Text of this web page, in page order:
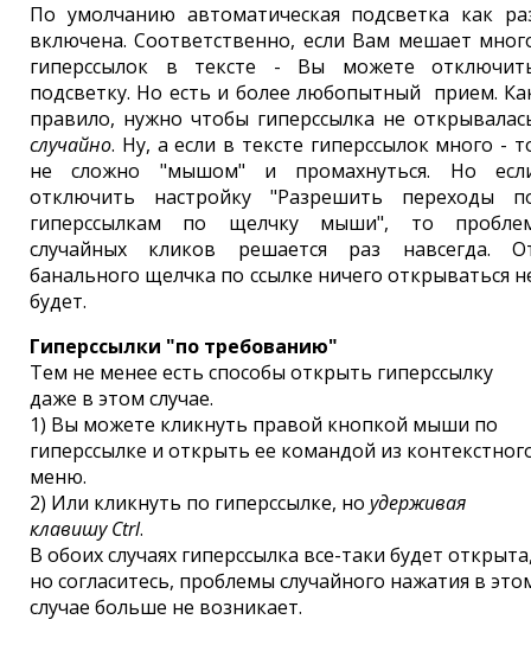
По умолчанию автоматическая подсветка как
включена. Соответственно, если Вам мешает
гиперссылок в тексте - Вы можете
подсветку. Но есть и более любопытный прием.
правило, нужно чтобы гиперссылка не
случайно. Ну, а если в тексте гиперссылок много -
не сложно "мышом" и промахнуться. Но
отключить настройку "Разрешить переходы
гиперссылкам по щелчку мыши", то
случайных кликов решается раз навсегда.
банального щелчка по ссылке ничего открываться
будет.
Гиперссылки "по требованию"
Тем не менее есть способы открыть гиперссылку
даже в этом случае.
1) Вы можете кликнуть правой кнопкой мыши по
гиперссылке и открыть ее командой из
меню.
2) Или кликнуть по гиперссылке, но удерживая
клавишу Ctrl.
В обоих случаях гиперссылка все-таки будет
но согласитесь, проблемы случайного нажатия в
случае больше не возникает.